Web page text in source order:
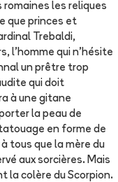
les reliques
que princes et
Trebaldi,
l'homme qui n'hésite
un prêtre trop
qui doit
à une gitane
la peau de
en forme de
tous que la mère du
aux sorcières. Mais
la colère du Scorpion.